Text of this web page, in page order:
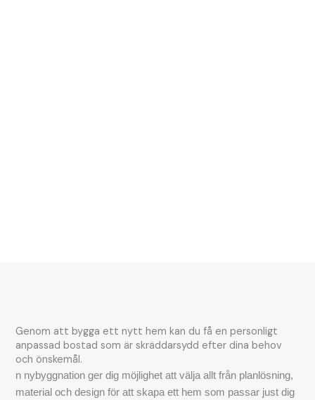
Genom att bygga ett nytt hem kan du få en personligt
anpassad bostad som är skräddarsydd efter dina behov
och önskemål.
n nybyggnation ger dig möjlighet att välja allt från planlösning,
material och design för att skapa ett hem som passar just dig